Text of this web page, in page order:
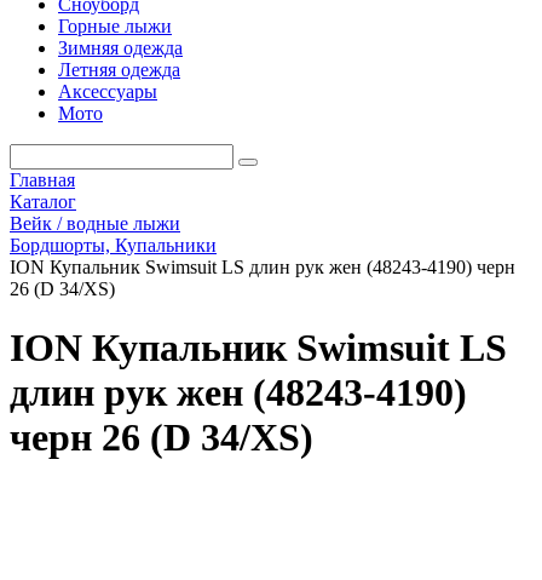
Сноуборд
Горные лыжи
Зимняя одежда
Летняя одежда
Аксессуары
Мото
Главная
Каталог
Вейк / водные лыжи
Бордшорты, Купальники
ION Купальник Swimsuit LS длин рук жен (48243-4190) черн
26 (D 34/XS)
ION Купальник Swimsuit LS
длин рук жен (48243-4190)
черн 26 (D 34/XS)